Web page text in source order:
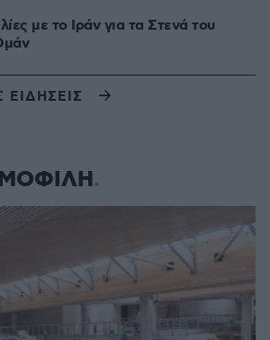
με το Ιράν για τα Στενά του
ΕΙΔΗΣΕΙΣ